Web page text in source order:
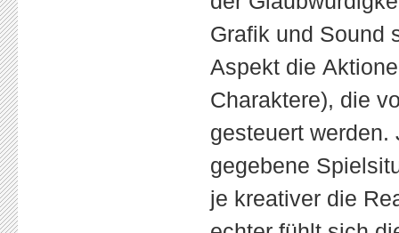
Grafik und Sound
Aspekt die
Charaktere), die
gesteuert
gegebene
je kreativer die